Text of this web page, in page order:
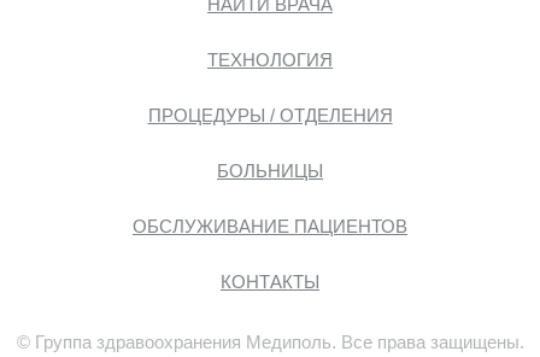
НАЙТИ ВРАЧА
ТЕХНОЛОГИЯ
ПРОЦЕДУРЫ / ОТДЕЛЕНИЯ
БОЛЬНИЦЫ
ОБСЛУЖИВАНИЕ ПАЦИЕНТОВ
КОНТАКТЫ
© Группа здравоохранения Медиполь. Все права защищены.